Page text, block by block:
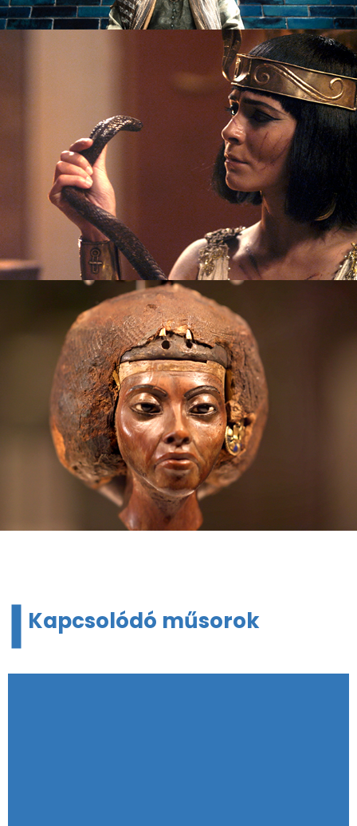
Kapcsolódó műsorok